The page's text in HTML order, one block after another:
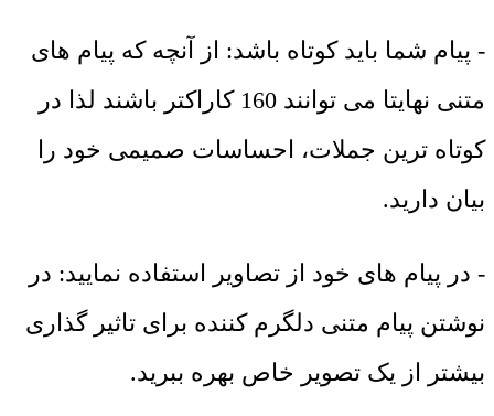
- پیام شما باید کوتاه باشد: از آنچه که پیام های
متنی نهایتا می توانند 160 کاراکتر باشند لذا در
کوتاه ترین جملات، احساسات صمیمی خود را
بیان دارید.
- در پیام های خود از تصاویر استفاده نمایید: در
نوشتن پیام متنی دلگرم کننده برای تاثیر گذاری
بیشتر از یک تصویر خاص بهره ببرید.